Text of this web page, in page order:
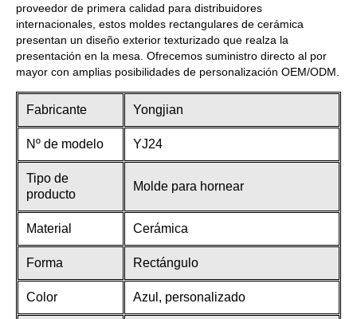
proveedor de primera calidad para distribuidores
internacionales, estos moldes rectangulares de cerámica
presentan un diseño exterior texturizado que realza la
presentación en la mesa. Ofrecemos suministro directo al por
mayor con amplias posibilidades de personalización OEM/ODM.
Fabricante Yongjian
Nº de modelo YJ24
Tipo de
producto
Molde para hornear
Material Cerámica
Forma Rectángulo
Color Azul, personalizado